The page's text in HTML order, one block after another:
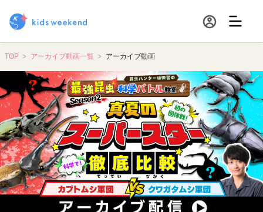
TOP アーカイブ動画一覧 アーカイブ動画